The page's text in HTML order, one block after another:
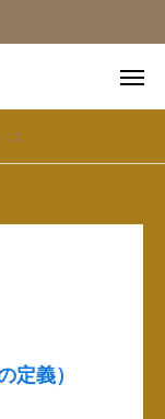
ス
定義）